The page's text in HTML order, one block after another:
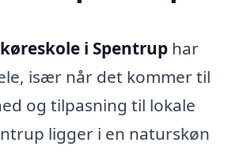
køreskole i Spentrup har
især når det kommer til
og tilpasning til lokale
ligger i en naturskøn